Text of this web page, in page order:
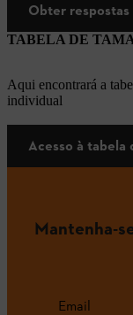
Obter respostas
TABELA DE
Aqui encontrará a
individual
Acesso à tabela
Mantenha-
Email